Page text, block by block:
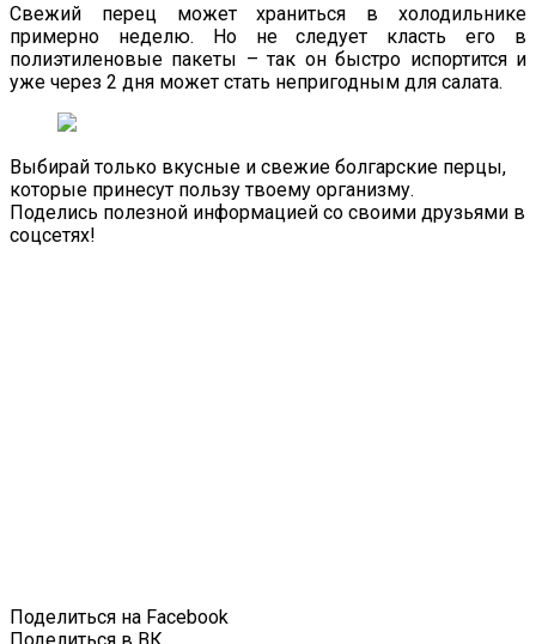
Свежий перец может храниться в холодильнике
примерно неделю. Но не следует класть его в
полиэтиленовые пакеты – так он быстро испортится и
уже через 2 дня может стать непригодным для салата.
Выбирай только вкусные и свежие болгарские перцы,
которые принесут пользу твоему организму.
Поделись полезной информацией со своими друзьями в
соцсетях!
Поделиться на Facebook